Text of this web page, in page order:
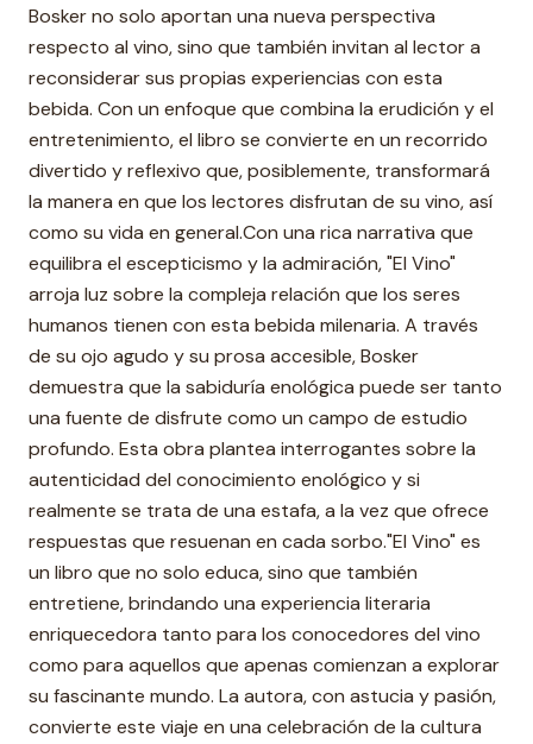
Bosker no solo aportan una nueva perspectiva
respecto al vino, sino que también invitan al lector a
reconsiderar sus propias experiencias con esta
bebida. Con un enfoque que combina la erudición y el
entretenimiento, el libro se convierte en un recorrido
divertido y reflexivo que, posiblemente, transformará
la manera en que los lectores disfrutan de su vino, así
como su vida en general.Con una rica narrativa que
equilibra el escepticismo y la admiración, "El Vino"
arroja luz sobre la compleja relación que los seres
humanos tienen con esta bebida milenaria. A través
de su ojo agudo y su prosa accesible, Bosker
demuestra que la sabiduría enológica puede ser tanto
una fuente de disfrute como un campo de estudio
profundo. Esta obra plantea interrogantes sobre la
autenticidad del conocimiento enológico y si
realmente se trata de una estafa, a la vez que ofrece
respuestas que resuenan en cada sorbo."El Vino" es
un libro que no solo educa, sino que también
entretiene, brindando una experiencia literaria
enriquecedora tanto para los conocedores del vino
como para aquellos que apenas comienzan a explorar
su fascinante mundo. La autora, con astucia y pasión,
convierte este viaje en una celebración de la cultura